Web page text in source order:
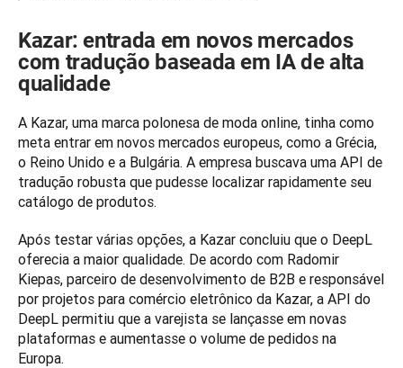
Kazar: entrada em novos mercados
com tradução baseada em IA de alta
qualidade
A Kazar, uma marca polonesa de moda online, tinha como
meta entrar em novos mercados europeus, como a Grécia,
o Reino Unido e a Bulgária. A empresa buscava uma API de
tradução robusta que pudesse localizar rapidamente seu
catálogo de produtos.
Após testar várias opções, a Kazar concluiu que o DeepL
oferecia a maior qualidade. De acordo com Radomir
Kiepas, parceiro de desenvolvimento de B2B e responsável
por projetos para comércio eletrônico da Kazar, a API do
DeepL permitiu que a varejista se lançasse em novas
plataformas e aumentasse o volume de pedidos na
Europa.